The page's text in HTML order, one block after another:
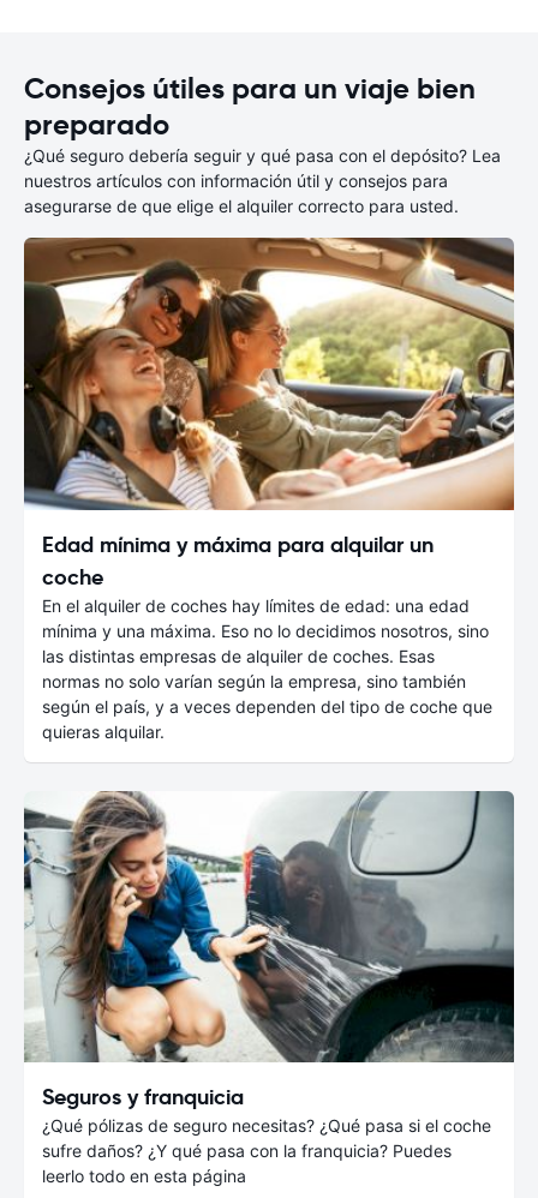
Consejos útiles para un viaje bien
preparado
¿Qué seguro debería seguir y qué pasa con el depósito? Lea
nuestros artículos con información útil y consejos para
asegurarse de que elige el alquiler correcto para usted.
Edad mínima y máxima para alquilar un
coche
En el alquiler de coches hay límites de edad: una edad
mínima y una máxima. Eso no lo decidimos nosotros, sino
las distintas empresas de alquiler de coches. Esas
normas no solo varían según la empresa, sino también
según el país, y a veces dependen del tipo de coche que
quieras alquilar.
Seguros y franquicia
¿Qué pólizas de seguro necesitas? ¿Qué pasa si el coche
sufre daños? ¿Y qué pasa con la franquicia? Puedes
leerlo todo en esta página